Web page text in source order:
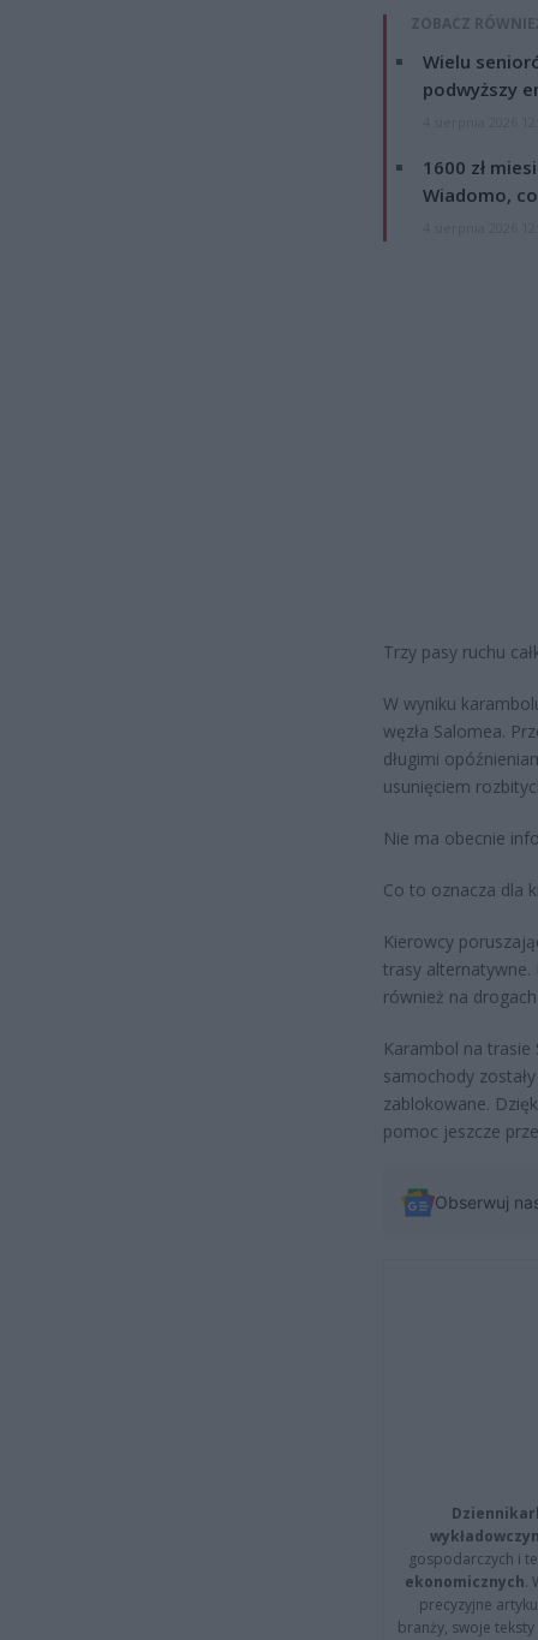
ZOBACZ
Wielu
podwyższy
1600 zł
Wiadomo,
Trzy pasy ruchu
W wyniku
węzła Salomea.
długimi
usunięciem
Nie ma obecnie
Co to oznacza dla
Kierowcy
trasy alternatywne.
również na
Karambol na trasie
samochody
zablokowane.
pomoc jeszcze
Obserwuj
gospodarczych i
ekonomicznych.
precyzyjne
branży, swoje